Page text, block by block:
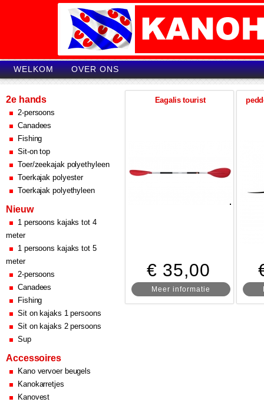
WELKOM OVER ONS
2e hands
2-persoons
Canadees
Fishing
Sit-on top
Toer/zeekajak polyethyleen
Toerkajak polyester
Toerkajak polyethyleen
Nieuw
1 persoons kajaks tot 4
meter
1 persoons kajaks tot 5
meter
2-persoons
Canadees
Fishing
Sit on kajaks 1 persoons
Sit on kajaks 2 persoons
Sup
Accessoires
Kano vervoer beugels
Kanokarretjes
Kanovest
Eagalis tourist
€ 35,00
Meer informatie